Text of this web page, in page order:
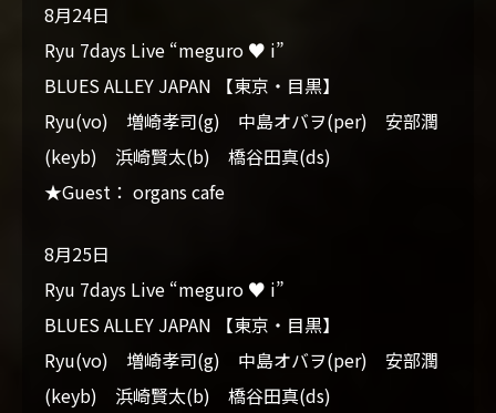
8月24日
Ryu 7days Live “meguro ♥ i”
BLUES ALLEY JAPAN 【東京・目黒】
Ryu(vo) 増崎孝司(g) 中島オバヲ(per) 安部潤
(keyb) 浜崎賢太(b) 橋谷田真(ds)
★Guest： organs cafe
8月25日
Ryu 7days Live “meguro ♥ i”
BLUES ALLEY JAPAN 【東京・目黒】
Ryu(vo) 増崎孝司(g) 中島オバヲ(per) 安部潤
(keyb) 浜崎賢太(b) 橋谷田真(ds)